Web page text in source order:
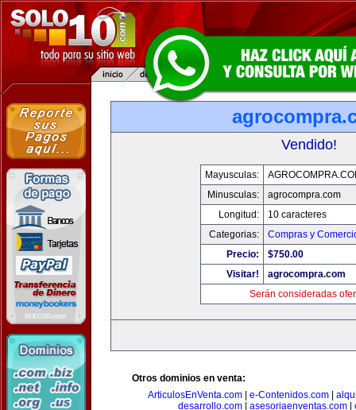
Vendido!
Mayusculas:
Minusculas:
agrocompra.com
Longitud:
10 caracteres
Categorias:
Compras y
Precio:
$750.00
Visitar!
agrocompra.com
Serán consideradas
Otros dominios en venta:
ArticulosEnVenta.com| e-Contenidos.com|
desarrollo.com| asesoriaenventas.com|